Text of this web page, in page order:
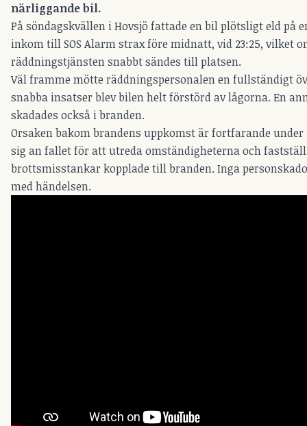
närliggande bil.
På söndagskvällen i Hovsjö fattade en bil plötsligt eld på
inkom till SOS Alarm strax före midnatt, vid 23:25, vilket
räddningstjänsten snabbt sändes till platsen.
Väl framme mötte räddningspersonalen en fullständigt
snabba insatser blev bilen helt förstörd av lågorna. En
skadades också i branden.
Orsaken bakom brandens uppkomst är fortfarande
sig an fallet för att utreda omständigheterna och
brottsmisstankar kopplade till branden. Inga
med händelsen.